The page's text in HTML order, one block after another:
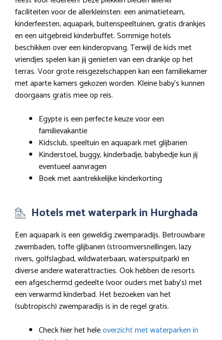
faciliteiten voor de allerkleinsten: een animatieteam,
kinderfeesten, aquapark, buitenspeeltuinen, gratis drankjes
en een uitgebreid kinderbuffet. Sommige hotels
beschikken over een kinderopvang. Terwijl de kids met
vriendjes spelen kan jij genieten van een drankje op het
terras. Voor grote reisgezelschappen kan een familiekamer
met aparte kamers gekozen worden. Kleine baby’s kunnen
doorgaans gratis mee op reis.
Egypte is een perfecte keuze voor een
familievakantie
Kidsclub, speeltuin en aquapark met glijbanen
Kinderstoel, buggy, kinderbadje, babybedje kun jij
eventueel aanvragen
Boek met aantrekkelijke kinderkorting
Hotels met waterpark in Hurghada
Een aquapark is een geweldig zwemparadijs. Betrouwbare
zwembaden, toffe glijbanen (stroomversnellingen, lazy
rivers, golfslagbad, wildwaterbaan, waterspuitpark) en
diverse andere waterattracties. Ook hebben de resorts
een afgeschermd gedeelte (voor ouders met baby’s) met
een verwarmd kinderbad. Het bezoeken van het
(subtropisch) zwemparadijs is in de regel gratis.
Check hier het heleoverzicht met waterparken in